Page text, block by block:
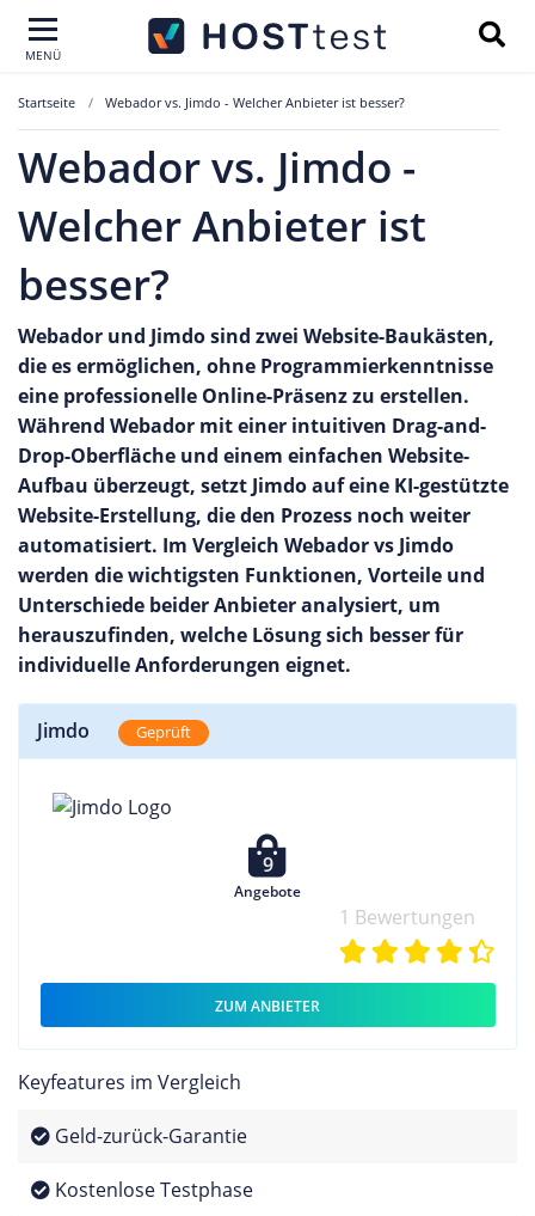
MENÜ
Startseite Webador vs. Jimdo - Welcher Anbieter ist besser?
Webador vs. Jimdo -
Welcher Anbieter ist
besser?
Webador und Jimdo sind zwei Website-Baukästen,
die es ermöglichen, ohne Programmierkenntnisse
eine professionelle Online-Präsenz zu erstellen.
Während Webador mit einer intuitiven Drag-and-
Drop-Oberfläche und einem einfachen Website-
Aufbau überzeugt, setzt Jimdo auf eine KI-gestützte
Website-Erstellung, die den Prozess noch weiter
automatisiert. Im Vergleich Webador vs Jimdo
werden die wichtigsten Funktionen, Vorteile und
Unterschiede beider Anbieter analysiert, um
herauszufinden, welche Lösung sich besser für
individuelle Anforderungen eignet.
Jimdo Geprüft
9
Angebote
1 Bewertungen
ZUM ANBIETER
Keyfeatures im Vergleich
Geld-zurück-Garantie
Kostenlose Testphase